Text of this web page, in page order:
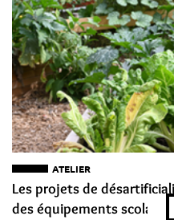
ATELIER
Les projets de
des équipements